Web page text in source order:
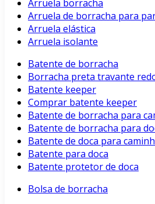
Arruela borracha
Arruela de borracha para
Arruela elástica
Arruela isolante
Batente de borracha
Borracha preta travante
Batente keeper
Comprar batente keeper
Batente de borracha para
Batente de borracha para
Batente de doca para
Batente para doca
Batente protetor de doca
Bolsa de borracha